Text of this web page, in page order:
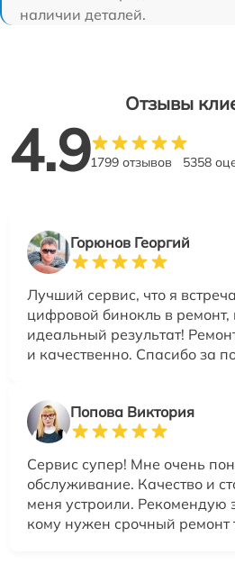
наличии деталей.
Отзывы
4.91799 отзывов 5358
Горюнов Георгий
Лучший сервис, что я
цифровой бинокль в ремонт,
идеальный результат!
и качественно. Спасибо за
Попова Виктория
Сервис супер! Мне очень
обслуживание. Качество и
меня устроили. Рекомендую
кому нужен срочный ремонт